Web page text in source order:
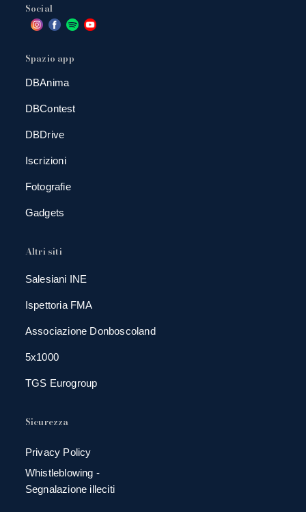
Social
Spazio app
DBAnima
DBContest
DBDrive
Iscrizioni
Fotografie
Gadgets
Altri siti
Salesiani INE
Ispettoria FMA
Associazione Donboscoland
5x1000
TGS Eurogroup
Sicurezza
Privacy Policy
Whistleblowing -
Segnalazione illeciti